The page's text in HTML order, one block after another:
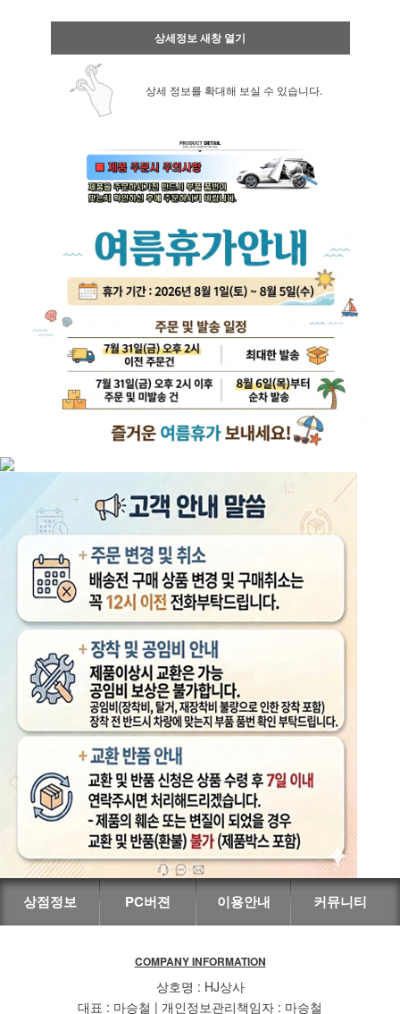
상세정보 새창 열기
상세 정보를 확대해 보실 수 있습니다.
상점정보 PC버젼 이용안내 커뮤니티
COMPANY INFORMATION
상호명 : HJ상사
대표 : 마승철 | 개인정보관리책임자 : 마승철